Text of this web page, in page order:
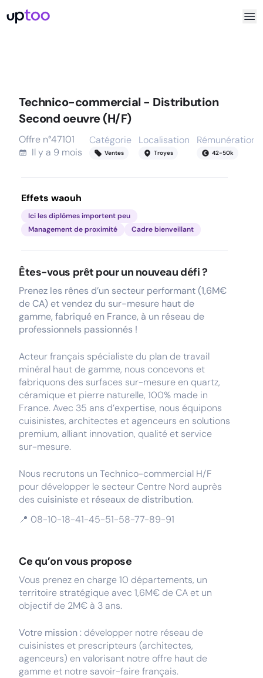
Technico-commercial - Distribution
Second oeuvre (H/F)
Offre n°47101
Il y a 9 mois
Catégorie
Ventes
Localisation
Troyes
Rémunération
42-50k
Effets waouh
Ici les diplômes importent peu
Management de proximité
Cadre bienveillant
Êtes-vous prêt pour un nouveau défi ?
Prenez les rênes d’un secteur performant (1,6M€
de CA) et vendez du sur-mesure haut de
gamme, fabriqué en France, à un réseau de
professionnels passionnés !
Acteur français spécialiste du plan de travail
minéral haut de gamme, nous concevons et
fabriquons des surfaces sur-mesure en quartz,
céramique et pierre naturelle, 100% made in
France. Avec 35 ans d’expertise, nous équipons
cuisinistes, architectes et agenceurs en solutions
premium, alliant innovation, qualité et service
sur-mesure.
Nous recrutons un Technico-commercial H/F
pour développer le secteur Centre Nord auprès
des cuisiniste et réseaux de distribution.
📍 08-10-18-41-45-51-58-77-89-91
Ce qu’on vous propose
Vous prenez en charge 10 départements, un
territoire stratégique avec 1,6M€ de CA et un
objectif de 2M€ à 3 ans.
Votre mission: développer notre réseau de
cuisinistes et prescripteurs (architectes,
agenceurs) en valorisant notre offre haut de
gamme et notre savoir-faire français.